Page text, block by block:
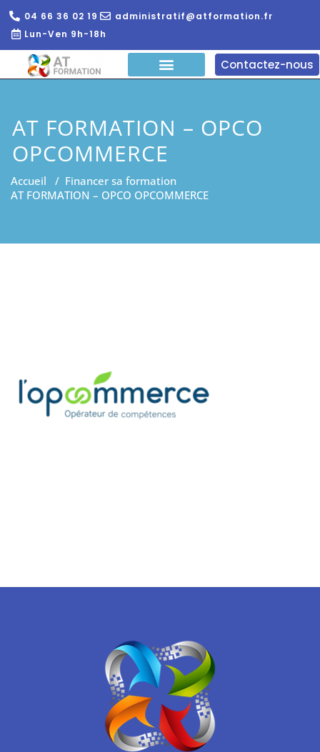
04 66 36 02 19
administratif@atformation.fr
Lun-Ven 9h-18h
Contactez-nous
AT FORMATION – OPCO
OPCOMMERCE
Accueil / Financer sa formation
AT FORMATION – OPCO OPCOMMERCE